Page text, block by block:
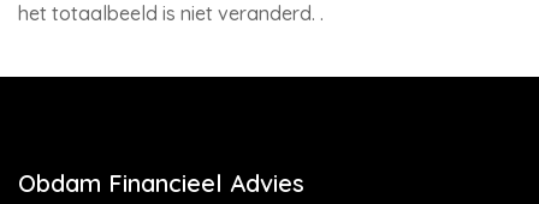
het totaalbeeld is niet veranderd. .
Obdam Financieel Advies